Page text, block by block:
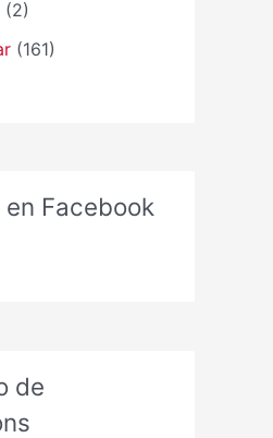
(2)
(161)
en Facebook
de